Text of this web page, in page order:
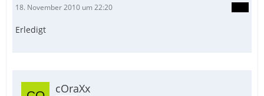
18. November 2010 um 22:20
Erledigt
cOraXx